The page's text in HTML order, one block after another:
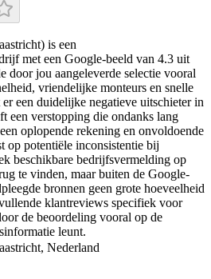
is een
met een Google-beeld van 4.3 uit
door jou aangeleverde selectie vooral
vriendelijke monteurs en snelle
een duidelijke negatieve uitschieter in
een verstopping die ondanks lang
oplopende rekening en onvoldoende
op potentiële inconsistentie bij
beschikbare bedrijfsvermelding op
te vinden, maar buiten de Google-
bronnen geen grote hoeveelheid
klantreviews specifiek voor
de beoordeling vooral op de
leunt.
Nederland